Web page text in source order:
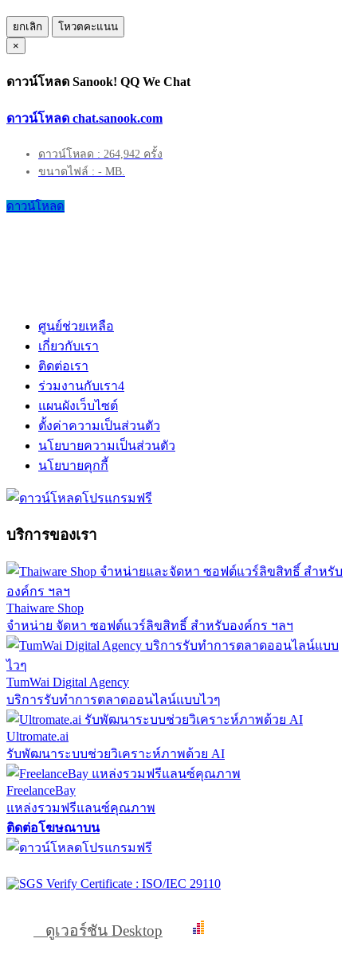
ยกเลิก
โหวตคะแนน
×
ดาวน์โหลด Sanook! QQ We Chat
ดาวน์โหลด chat.sanook.com
ดาวน์โหลด : 264,942 ครั้ง
ขนาดไฟล์ : - MB.
ดาวน์โหลด
ศูนย์ช่วยเหลือ
เกี่ยวกับเรา
ติดต่อเรา
ร่วมงานกับเรา4
แผนผังเว็บไซต์
ตั้งค่าความเป็นส่วนตัว
นโยบายความเป็นส่วนตัว
นโยบายคุกกี้
บริการของเรา
Thaiware Shop
จำหน่าย จัดหา ซอฟต์แวร์ลิขสิทธิ์ สำหรับองค์กร ฯลฯ
TumWai Digital Agency
บริการรับทำการตลาดออนไลน์แบบไวๆ
Ultromate.ai
รับพัฒนาระบบช่วยวิเคราะห์ภาพด้วย AI
FreelanceBay
แหล่งรวมฟรีแลนซ์คุณภาพ
ติดต่อโฆษณาบน
ดูเวอร์ชัน Desktop